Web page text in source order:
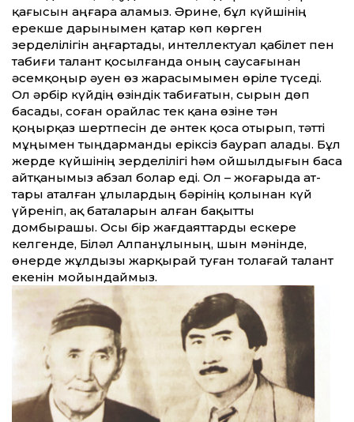
қағысын аңғара аламыз. Әрине, бұл күйшінің
ерекше дарынымен қатар көп көрген
зерделілігін аңғартады, интеллектуал қабілет пен
табиғи талант қосылғанда оның саусағынан
әсемқоңыр әуен өз жарасымымен өріле түседі.
Ол әрбір күйдің өзіндік табиғатын, сырын дөп
басады, соған орайлас тек қана өзіне тән
қоңырқаз шертпесін де әнтек қоса отырып, тәт­ті
мұңымен тыңдарманды еріксіз баурап алады. Бұл
жерде күйшінің зерделілігі һәм ойшылдығын баса
айт­қанымыз абзал болар еді. Ол – жоғарыда ат­
тары аталған ұлылардың бәрінің қолынан күй
үйреніп, ақ баталарын алған бақыт­ты
домбырашы. Осы бір жағдаят­тарды ескере
келгенде, Біләл Алпанұлының, шын мәнінде,
өнерде жұлдызы жарқырай туған толаға­й талант
екенін мойындаймыз.